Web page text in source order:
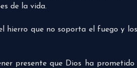
de la vida.
hierro que no soporta el fuego y
presente que Dios ha prometido